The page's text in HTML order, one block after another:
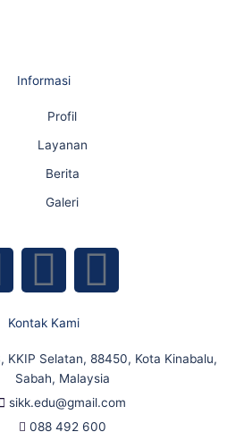
Informasi
Profil
Layanan
Berita
Galeri
a
e
Y
o
u
t
I
s
t
Kontak Kami
KKIP Selatan, 88450, Kota Kinabalu,
Sabah, Malaysia
sikk.edu@gmail.com
088 492 600